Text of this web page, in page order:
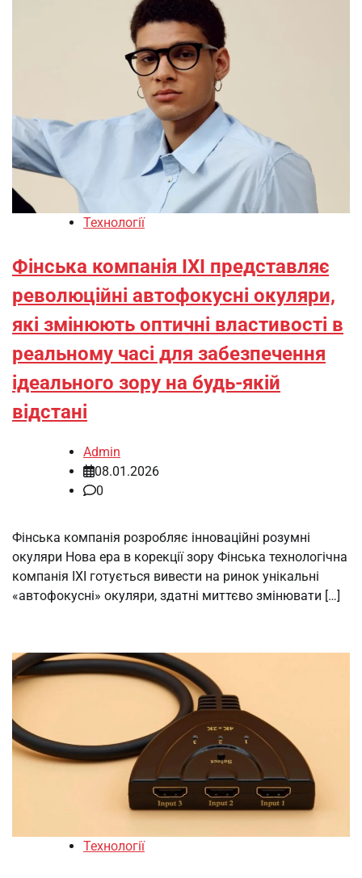
Технології
Фінська компанія IXI представляє
революційні автофокусні окуляри,
які змінюють оптичні властивості в
реальному часі для забезпечення
ідеального зору на будь-якій
відстані
Admin
08.01.2026
0
Фінська компанія розробляє інноваційні розумні
окуляри Нова ера в корекції зору Фінська технологічна
компанія IXI готується вивести на ринок унікальні
«автофокусні» окуляри, здатні миттєво змінювати […]
Технології